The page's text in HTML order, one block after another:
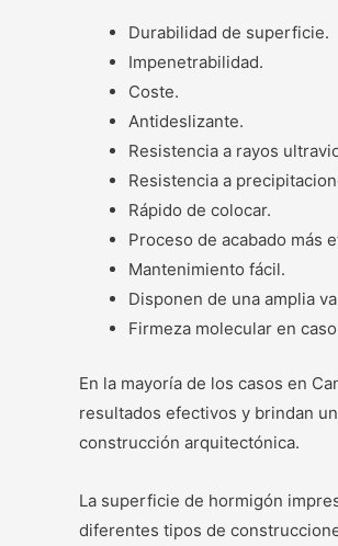
Durabilidad de superficie.
Impenetrabilidad.
Coste.
Antideslizante.
Resistencia a rayos
Resistencia a
Rápido de colocar.
Proceso de acabado más
Mantenimiento fácil.
Disponen de una amplia
Firmeza molecular en
En la mayoría de los casos en
resultados efectivos y brindan
construcción arquitectónica.
La superficie de hormigón
diferentes tipos de